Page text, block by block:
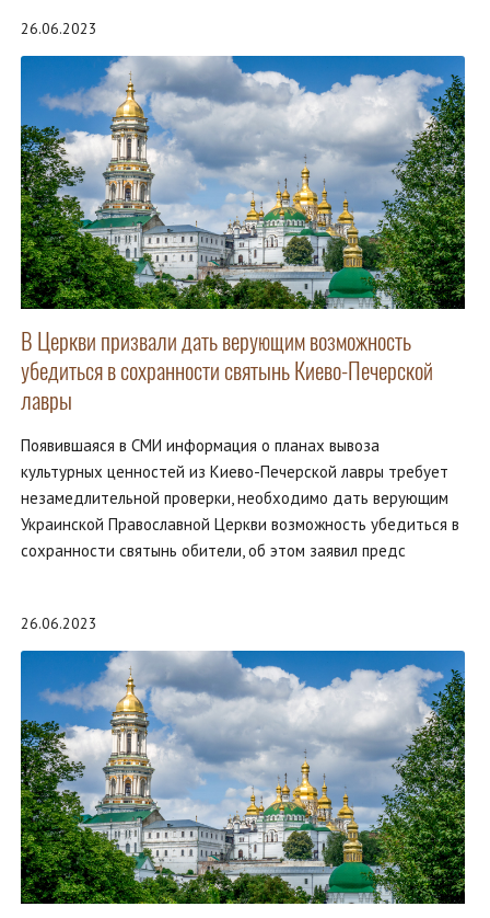
26.06.2023
В Церкви призвали дать верующим возможность
убедиться в сохранности святынь Киево-Печерской
лавры
Появившаяся в СМИ информация о планах вывоза
культурных ценностей из Киево-Печерской лавры требует
незамедлительной проверки, необходимо дать верующим
Украинской Православной Церкви возможность убедиться в
сохранности святынь обители, об этом заявил предс
26.06.2023